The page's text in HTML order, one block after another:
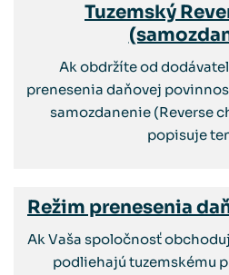
Tuzemský
Ak obdržíte od
prenesenia daňovej
samozdanenie (Reverse
popisuje
Režim prenesenia
Ak Vaša spoločnosť
podliehajú tuzemskému